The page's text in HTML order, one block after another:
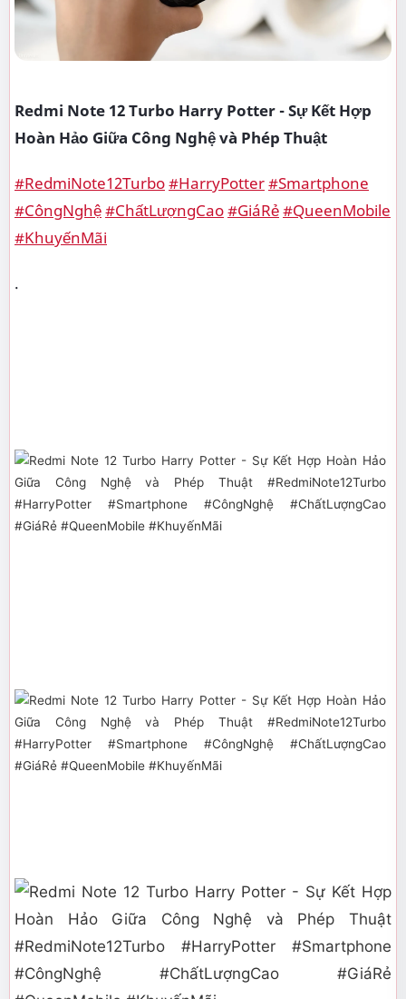
Redmi Note 12 Turbo Harry Potter - Sự Kết Hợp
Hoàn Hảo Giữa Công Nghệ và Phép Thuật
#RedmiNote12Turbo#HarryPotter#Smartphone
#CôngNghệ#ChấtLượngCao#GiáRẻ#QueenMobile
#KhuyếnMãi
.